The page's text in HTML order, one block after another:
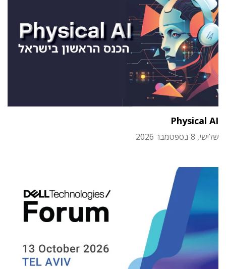
Physical AI
שלישי, 8 בספטמבר 2026